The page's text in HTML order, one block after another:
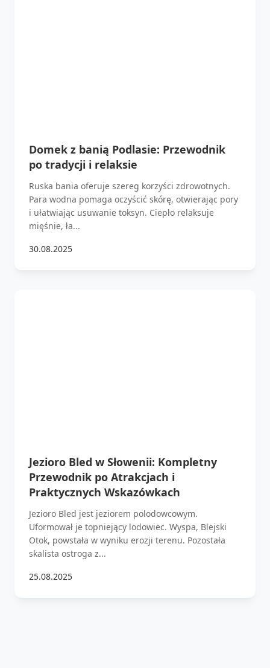
Domek z banią Podlasie: Przewodnik
po tradycji i relaksie
Ruska bania oferuje szereg korzyści zdrowotnych.
Para wodna pomaga oczyścić skórę, otwierając pory
i ułatwiając usuwanie toksyn. Ciepło relaksuje
mięśnie, ła...
30.08.2025
Jezioro Bled w Słowenii: Kompletny
Przewodnik po Atrakcjach i
Praktycznych Wskazówkach
Jezioro Bled jest jeziorem polodowcowym.
Uformował je topniejący lodowiec. Wyspa, Blejski
Otok, powstała w wyniku erozji terenu. Pozostała
skalista ostroga z...
25.08.2025